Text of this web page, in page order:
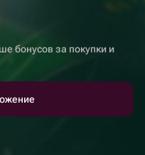
бонусов за покупки и